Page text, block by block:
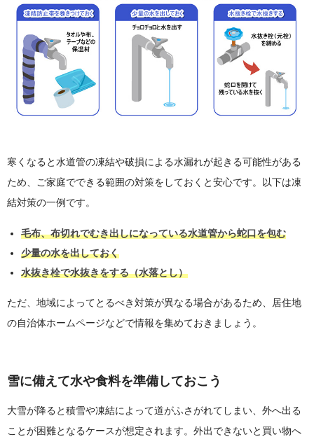
寒くなると水道管の凍結や破損による水漏れが起きる可能性がある
ため、ご家庭でできる範囲の対策をしておくと安心です。以下は凍
結対策の一例です。
毛布、布切れでむき出しになっている水道管から蛇口を包む
少量の水を出しておく
水抜き栓で水抜きをする（水落とし）
ただ、地域によってとるべき対策が異なる場合があるため、居住地
の自治体ホームページなどで情報を集めておきましょう。
雪に備えて水や食料を準備しておこう
大雪が降ると積雪や凍結によって道がふさがれてしまい、外へ出る
ことが困難となるケースが想定されます。外出できないと買い物へ